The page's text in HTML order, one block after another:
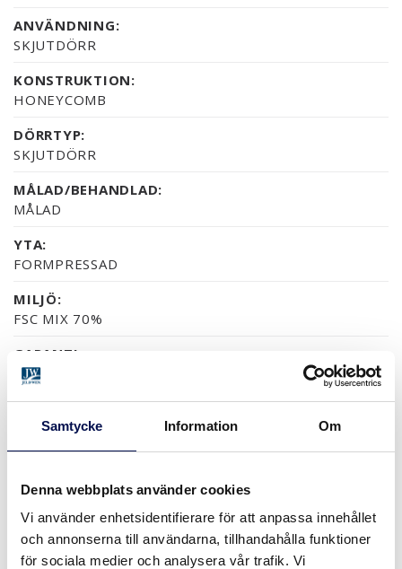
Samtycke Information Om
Denna webbplats använder cookies
Vi använder enhetsidentifierare för att anpassa innehållet
och annonserna till användarna, tillhandahålla funktioner
för sociala medier och analysera vår trafik. Vi
ANVÄNDNING:
SKJUTDÖRR
KONSTRUKTION:
HONEYCOMB
DÖRRTYP:
SKJUTDÖRR
MÅLAD/BEHANDLAD:
MÅLAD
YTA:
FORMPRESSAD
MILJÖ:
FSC MIX 70%
GARANTI:
5 ÅRS PRODUKTGARANTI
YTOR (5)
NCS S0502-YNCS S0500-NRAL 9010 NÄSTAN ALLA NCS S
STORLEKAR